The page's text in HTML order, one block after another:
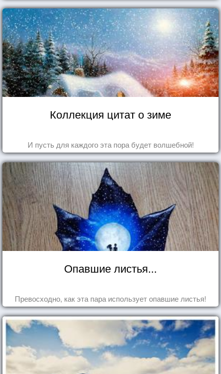
Коллекция цитат о зиме
И пусть для каждого эта пора будет волшебной!
Опавшие листья...
Превосходно, как эта пара использует опавшие листья!